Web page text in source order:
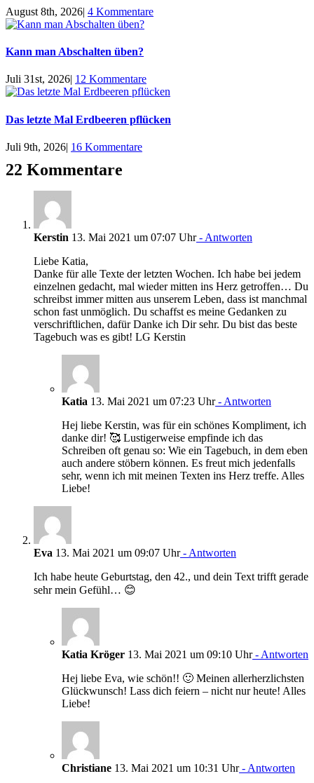
August 8th, 2026| 4 Kommentare
Kann man Abschalten üben?
Juli 31st, 2026| 12 Kommentare
Das letzte Mal Erdbeeren pflücken
Juli 9th, 2026| 16 Kommentare
22 Kommentare
Kerstin 13. Mai 2021 um 07:07 Uhr- Antworten
Liebe Katia,
Danke für alle Texte der letzten Wochen. Ich habe bei jedem
einzelnen gedacht, mal wieder mitten ins Herz getroffen… Du
schreibst immer mitten aus unserem Leben, dass ist manchmal
schon fast unmöglich. Du schaffst es meine Gedanken zu
verschriftlichen, dafür Danke ich Dir sehr. Du bist das beste
Tagebuch was es gibt! LG Kerstin
Katia 13. Mai 2021 um 07:23 Uhr- Antworten
Hej liebe Kerstin, was für ein schönes Kompliment, ich
danke dir! 🥰 Lustigerweise empfinde ich das
Schreiben oft genau so: Wie ein Tagebuch, in dem eben
auch andere stöbern können. Es freut mich jedenfalls
sehr, wenn ich mit meinen Texten ins Herz treffe. Alles
Liebe!
Eva 13. Mai 2021 um 09:07 Uhr- Antworten
Ich habe heute Geburtstag, den 42., und dein Text trifft gerade
sehr mein Gefühl… 😊
Katia Kröger 13. Mai 2021 um 09:10 Uhr- Antworten
Hej liebe Eva, wie schön!! 🙂 Meinen allerherzlichsten
Glückwunsch! Lass dich feiern – nicht nur heute! Alles
Liebe!
Christiane 13. Mai 2021 um 10:31 Uhr- Antworten